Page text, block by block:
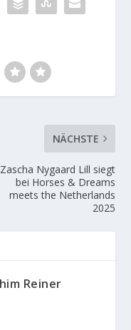
NÄCHSTE
Zascha Nygaard Lill siegt
bei Horses & Dreams
meets the Netherlands
2025
Reiner